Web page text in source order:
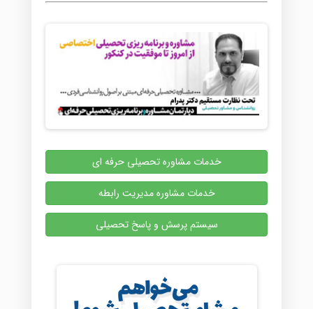
خدمات مشاوره تحصیلی حرفه ای
خدمات مشاوره مدیریت رابطه
سیستم پرسش و پاسخ تحصیلی